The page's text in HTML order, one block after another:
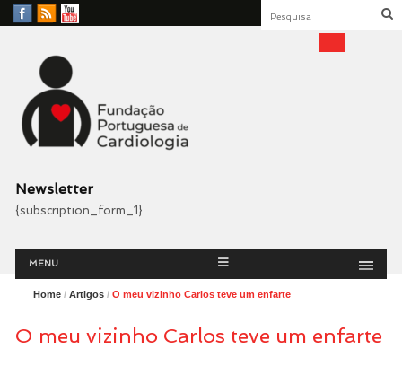
Facebook
RSS
YouTube
Fundação Portuguesa
Cardiologia
Newsletter
{subscription_form_1}
Menu
MENU
Home/ Artigos/ O meu vizinho Carlos teve um enfarte
O meu vizinho Carlos teve um enfarte